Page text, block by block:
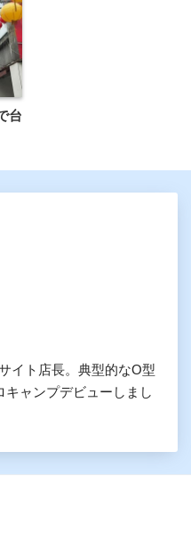
台
イト店長。典型的なO型
ャンプデビューしまし